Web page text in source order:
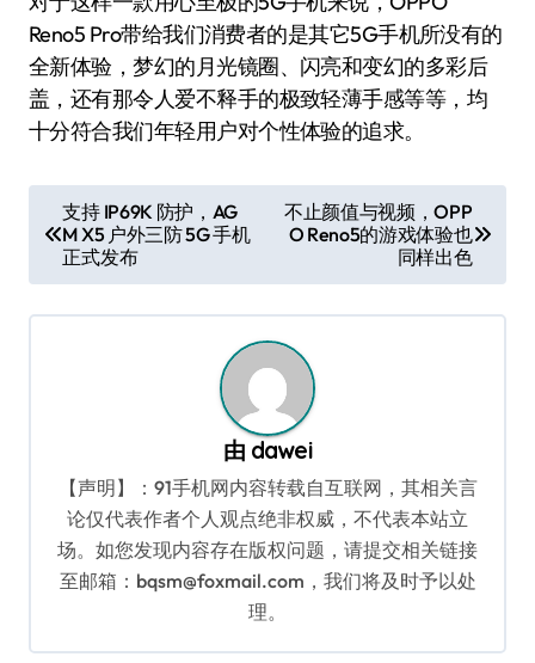
Reno5 Pro带给我们消费者的是其它5G手机所没有的
全新体验，梦幻的月光镜圈、闪亮和变幻的多彩后
盖，还有那令人爱不释手的极致轻薄手感等等，均
十分符合我们年轻用户对个性体验的追求。
章
导
航
支持 IP69K 防护，AG
M X5 户外三防 5G 手机
正式发布
不止颜值与视频，OPP
O Reno5的游戏体验也
同样出色
由 dawei
【声明】：91手机网内容转载自互联网，其相关言
论仅代表作者个人观点绝非权威，不代表本站立
场。如您发现内容存在版权问题，请提交相关链接
至邮箱：bqsm@foxmail.com，我们将及时予以处
理。